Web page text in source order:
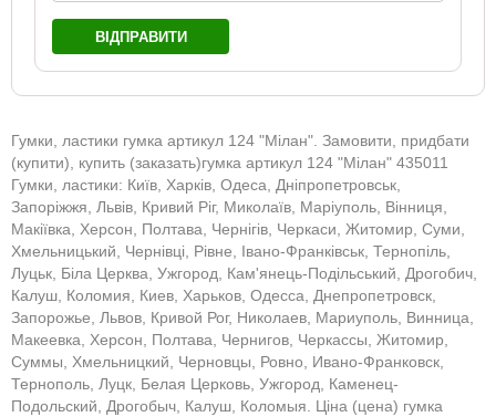
ВІДПРАВИТИ
Гумки, ластики гумка артикул 124 "Мілан". Замовити, придбати
(купити), купить (заказать)гумка артикул 124 "Мілан" 435011
Гумки, ластики: Київ, Харків, Одеса, Дніпропетровськ,
Запоріжжя, Львів, Кривий Ріг, Миколаїв, Маріуполь, Вінниця,
Макіївка, Херсон, Полтава, Чернігів, Черкаси, Житомир, Суми,
Хмельницький, Чернівці, Рівне, Івано-Франківськ, Тернопіль,
Луцьк, Біла Церква, Ужгород, Кам'янець-Подільський, Дрогобич,
Калуш, Коломия, Киев, Харьков, Одесса, Днепропетровск,
Запорожье, Львов, Кривой Рог, Николаев, Мариуполь, Винница,
Макеевка, Херсон, Полтава, Чернигов, Черкассы, Житомир,
Суммы, Хмельницкий, Черновцы, Ровно, Ивано-Франковск,
Тернополь, Луцк, Белая Церковь, Ужгород, Каменец-
Подольский, Дрогобыч, Калуш, Коломыя. Ціна (цена) гумка